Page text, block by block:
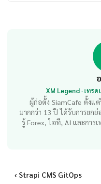
XM Legend · เทร
ผู้ก่อตั้ง SiamCafe ตั้งแต่
มากกว่า 13 ปี ได้รับการยก
รู้ Forex, ไอที, AI และการ
‹ Strapi CMS GitOps